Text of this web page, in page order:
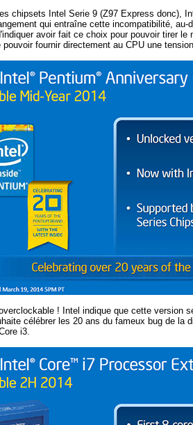
chipsets Intel Serie 9 (Z97 Express
qui entraîne cette incompatibilité,
avoir fait ce choix pour pouvoir tirer
fournir directement au CPU une
! Intel indique que cette
célébrer les 20 ans du fameux bug de
i3.